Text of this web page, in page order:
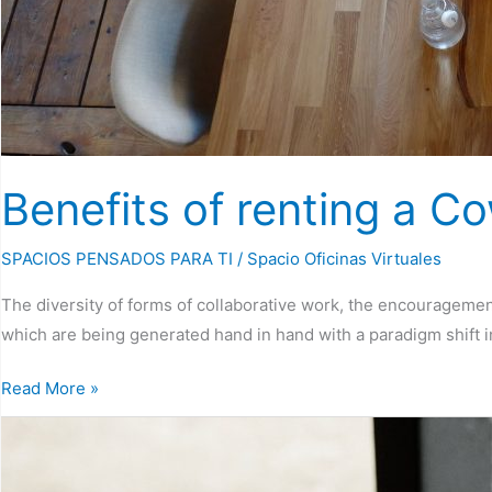
Benefits of renting a
SPACIOS PENSADOS PARA TI / Spacio Oficinas Virtuales
The diversity of forms of collaborative work, the
which are being generated hand in hand with a paradigm
Read More »